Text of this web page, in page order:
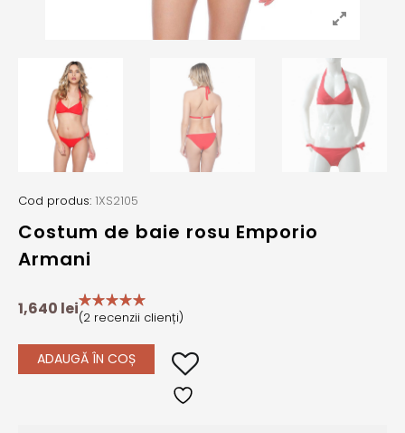
Cod produs: 1XS2105
Costum de baie rosu Emporio
Armani
1,640 lei(2 recenzii clienți)
ADAUGĂ ÎN COȘ